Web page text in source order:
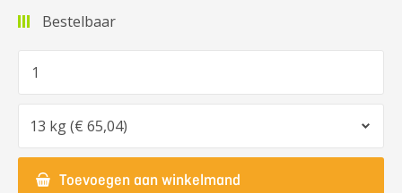
Bestelbaar
Toevoegen aan winkelmand